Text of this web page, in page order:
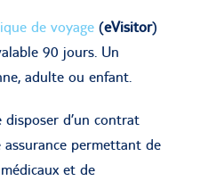
de voyage (eVisitor)
90 jours. Un
adulte ou enfant.
disposer d’un contrat
assurance permettant de
et de